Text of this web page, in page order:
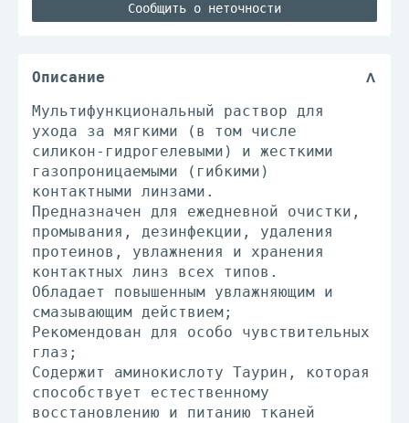
Сообщить о неточности
Описание
Мультифункциональный раствор для
ухода за мягкими (в том числе
силикон-гидрогелевыми) и жесткими
газопроницаемыми (гибкими)
контактными линзами.
Предназначен для ежедневной очистки,
промывания, дезинфекции, удаления
протеинов, увлажнения и хранения
контактных линз всех типов.
Обладает повышенным увлажняющим и
смазывающим действием;
Рекомендован для особо чувствительных
глаз;
Содержит аминокислоту Таурин, которая
способствует естественному
восстановлению и питанию тканей